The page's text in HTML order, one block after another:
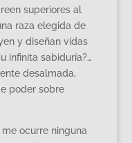
superiores al
raza elegida de
y diseñan vidas
infinita sabiduría?…
desalmada,
poder sobre
me ocurre ninguna